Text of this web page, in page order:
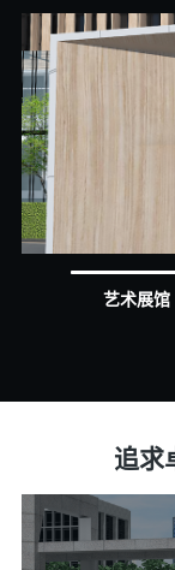
艺术展馆
追求